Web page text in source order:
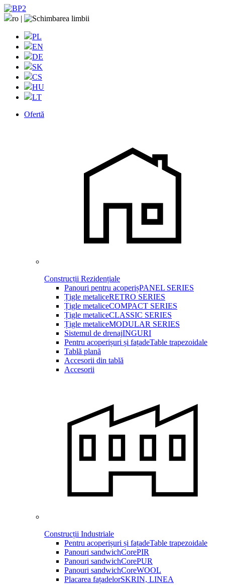
ro |
PL
EN
DE
SK
CS
HU
LT
Ofertă
Construcții Rezidențiale
Panouri pentru acoperișPANEL SERIES
Țigle metaliceRETRO SERIES
Țigle metaliceCOMPACT SERIES
Țigle metaliceCLASSIC SERIES
Țigle metaliceMODULAR SERIES
Sistemul de drenajINGURI
Pentru acoperișuri și fațadeTable trapezoidale
Tablă plană
Accesorii din tablă
Accesorii
Construcții Industriale
Pentru acoperișuri și fațadeTable trapezoidale
Panouri sandwichCorePIR
Panouri sandwichCorePUR
Panouri sandwichCoreWOOL
Placarea fațadelorSKRIN, LINEA